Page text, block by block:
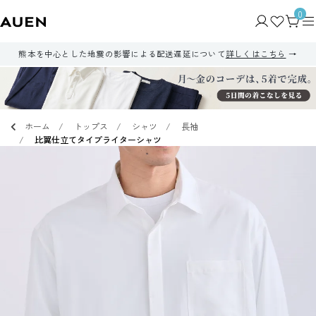
0
熊本を中心とした地震の影響による配送遅延について詳しくはこちら
ホーム トップス シャツ
長袖
比翼仕立てタイプライターシャツ